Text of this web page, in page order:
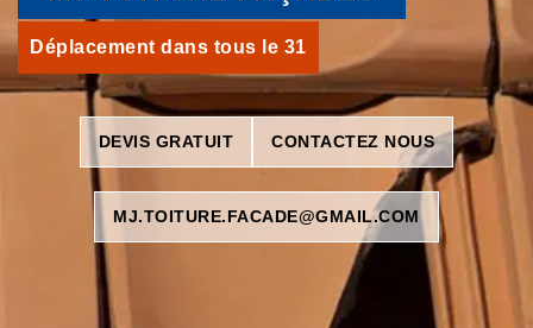
Déplacement dans tous le 31
DEVIS GRATUIT CONTACTEZ NOUS
MJ.TOITURE.FACADE@GMAIL.COM